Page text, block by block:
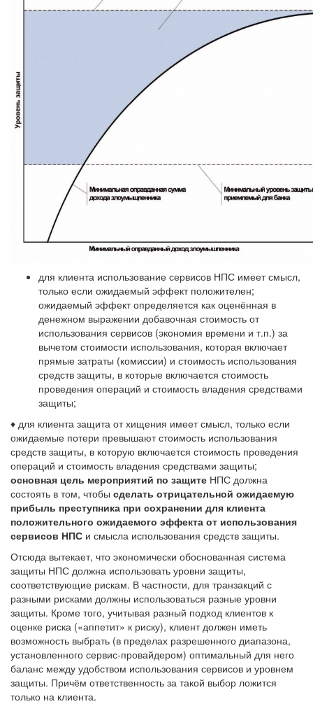
для клиента использование сервисов НПС имеет смысл,
только если ожидаемый эффект положителен;
ожидаемый эффект определяется как оценённая в
денежном выражении добавочная стоимость от
использования сервисов (экономия времени и т.п.) за
вычетом стоимости использования, которая включает
прямые затраты (комиссии) и стоимость использования
средств защиты, в которые включается стоимость
проведения операций и стоимость владения средствами
защиты;
♦ для клиента защита от хищения имеет смысл, только если
ожидаемые потери превышают стоимость использования
средств защиты, в которую включается стоимость проведения
операций и стоимость владения средствами защиты;
основная цель мероприятий по защите НПС должна
состоять в том, чтобы сделать отрицательной ожидаемую
прибыль преступника при сохранении для клиента
положительного ожидаемого эффекта от использования
сервисов НПС и смысла использования средств защиты.
Отсюда вытекает, что экономически обоснованная система
защиты НПС должна использовать уровни защиты,
соответствующие рискам. В частности, для транзакций с
разными рисками должны использоваться разные уровни
защиты. Кроме того, учитывая разный подход клиентов к
оценке риска («аппетит» к риску), клиент должен иметь
возможность выбрать (в пределах разрешенного диапазона,
установленного сервис-провайдером) оптимальный для него
баланс между удобством использования сервисов и уровнем
защиты. Причём ответственность за такой выбор ложится
только на клиента.